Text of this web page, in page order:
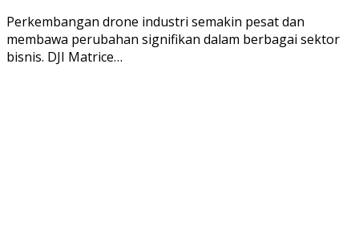
Perkembangan drone industri semakin pesat dan
membawa perubahan signifikan dalam berbagai sektor
bisnis. DJI Matrice…